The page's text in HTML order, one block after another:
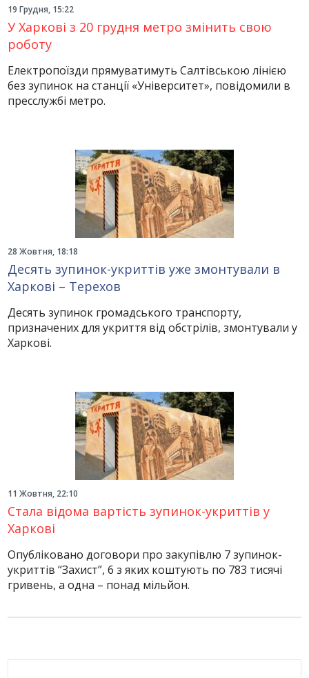
19 Грудня, 15:22
У Харкові з 20 грудня метро змінить свою
роботу
Електропоїзди прямуватимуть Салтівською лінією
без зупинок на станції «Університет», повідомили в
пресслужбі метро.
28 Жовтня, 18:18
Десять зупинок-укриттів уже змонтували в
Харкові – Терехов
Десять зупинок громадського транспорту,
призначених для укриття від обстрілів, змонтували у
Харкові.
11 Жовтня, 22:10
Стала відома вартість зупинок-укриттів у
Харкові
Опубліковано договори про закупівлю 7 зупинок-
укриттів “Захист”, 6 з яких коштують по 783 тисячі
гривень, а одна – понад мільйон.